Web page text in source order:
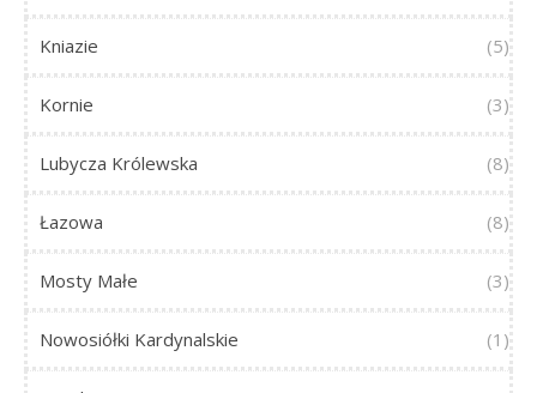
Kniazie (5)
Kornie (3)
Lubycza Królewska (8)
Łazowa (8)
Mosty Małe (3)
Nowosiółki Kardynalskie (1)